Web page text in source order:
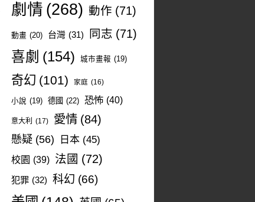
劇情 (268) 動作 (71)
動畫 (20) 台灣 (31) 同志 (71)
喜劇 (154) 城市畫報 (19)
奇幻 (101) 家庭 (16)
小說 (19) 德國 (22) 恐怖 (40)
意大利 (17) 愛情 (84)
懸疑 (56) 日本 (45)
校園 (39) 法國 (72)
犯罪 (32) 科幻 (66)